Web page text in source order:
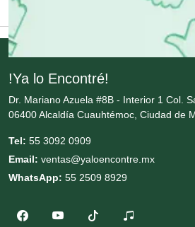
Cremerías y
Cristalerías
Cromadoras
!Ya lo Encontré!
Dr. Mariano Azuela #8B - Interior 1 Col.
06400 Alcaldía Cuauhtémoc, Ciudad de
Tel: 55 3092 0909
Email: ventas@yaloencontre.mx
WhatsApp: 55 2509 8929